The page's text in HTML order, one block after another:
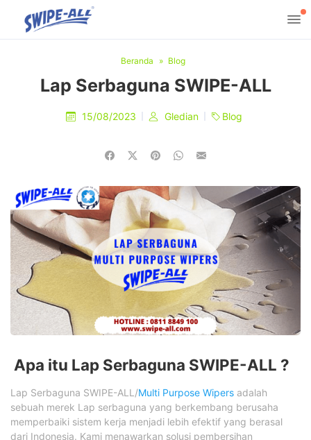
Beranda Blog
Lap Serbaguna SWIPE-ALL
15/08/2023 Gledian Blog
Apa itu Lap Serbaguna SWIPE-ALL ?
Lap Serbaguna SWIPE-ALL/Multi Purpose Wipers adalah
sebuah merek Lap serbaguna yang berkembang berusaha
memperbaiki sistem kerja menjadi lebih efektif yang berasal
dari Indonesia. Kami menawarkan solusi pembersihan